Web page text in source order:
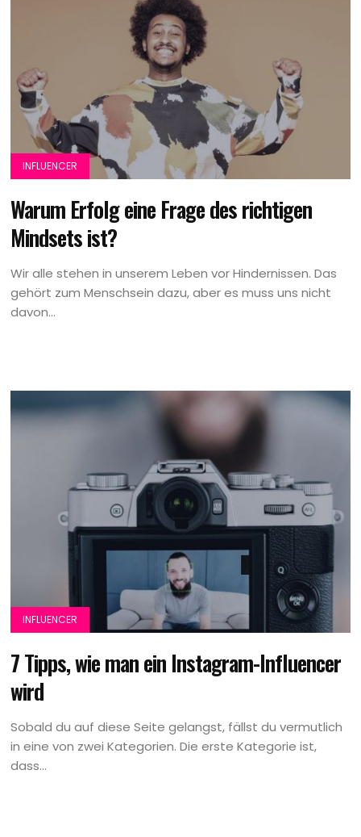
INFLUENCER
Warum Erfolg eine Frage des richtigen
Mindsets ist?
Wir alle stehen in unserem Leben vor Hindernissen. Das
gehört zum Menschsein dazu, aber es muss uns nicht
davon...
INFLUENCER
7 Tipps, wie man ein Instagram-Influencer
wird
Sobald du auf diese Seite gelangst, fällst du vermutlich
in eine von zwei Kategorien. Die erste Kategorie ist,
dass...